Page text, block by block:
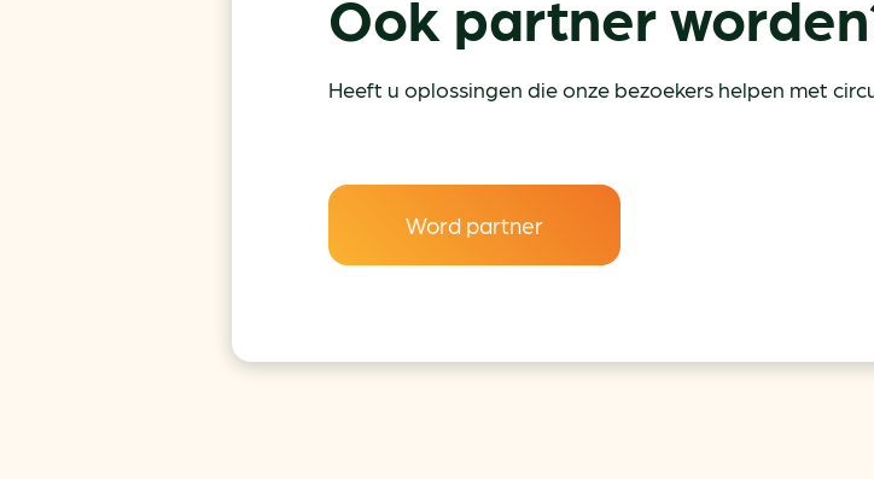
Ook partner
Heeft u oplossingen die onze bezoekers helpen met
Word partner